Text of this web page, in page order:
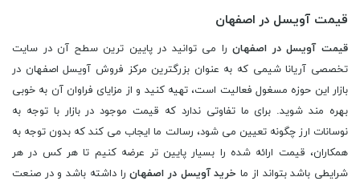
قیمت آویسل در اصفهان
قیمت آویسل در اصفهانرا می توانید در پایین ترین سطح آن در سایت
تخصصی آریانا شیمی که به عنوان بزرگترین مرکز فروش آویسل اصفهان در
بازار این حوزه مسغول فعالیت است، تهیه کنید و از مزایای فراوان آن به خوبی
بهره مند شوید. برای ما تفاوتی ندارد که قیمت موجود در بازار با توجه به
نوسانات ارز چگونه تعیین می شود، رسالت ما ایجاب می کند که بدون توجه به
همکاران، قیمت ارائه شده را بسیار پایین تر عرضه کنیم تا هر کس در هر
شرایطی باشد بتواند از ما خرید آویسل در اصفهانرا داشته باشد و در صنعت